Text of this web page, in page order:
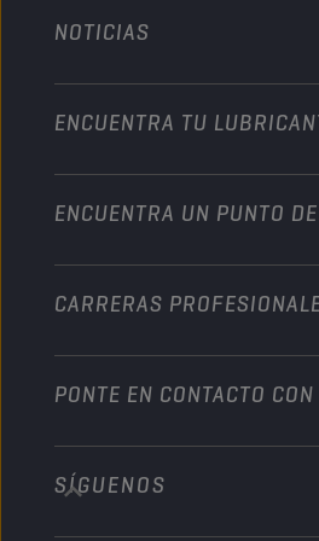
Motocicleta y vehículo
Industria
Naútica
Colaboraciones en deportes
Automóvil
Motocicleta
Servicio pesado
NOTICIAS
ENCUENTRA TU
ENCUENTRA UN PUNTO
CARRERAS
PONTE EN CONTACTO
info@championlubes.com
SÍGUENOS